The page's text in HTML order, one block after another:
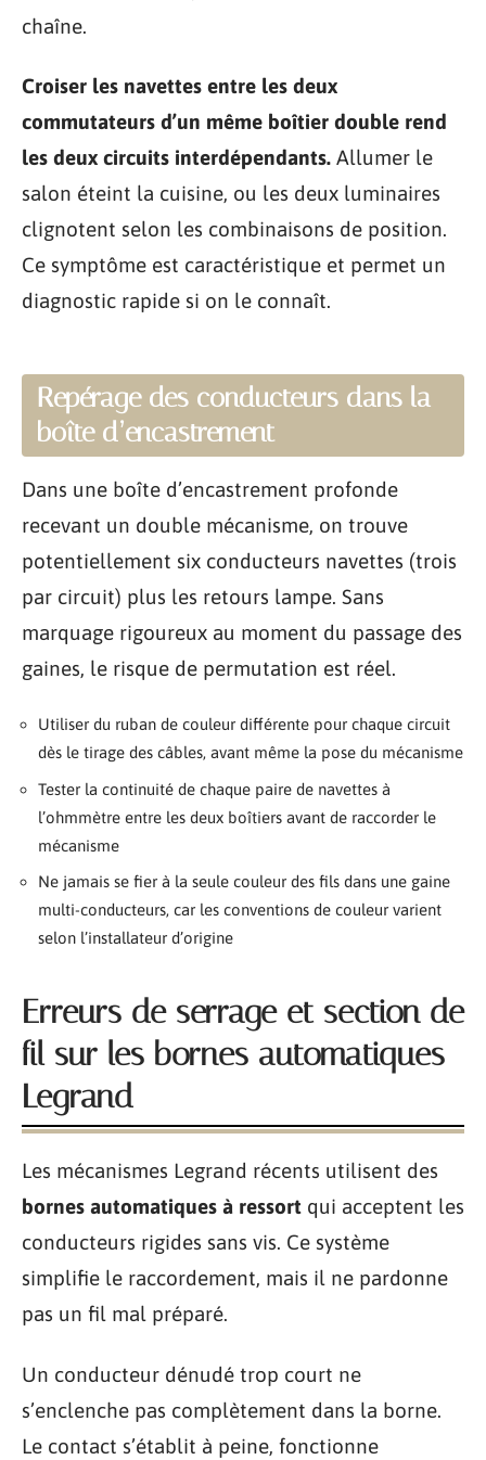
chaîne.
Croiser les navettes entre les deux
commutateurs d’un même boîtier double rend
les deux circuits interdépendants. Allumer le
salon éteint la cuisine, ou les deux luminaires
clignotent selon les combinaisons de position.
Ce symptôme est caractéristique et permet un
diagnostic rapide si on le connaît.
Repérage des conducteurs dans la
boîte d’encastrement
Dans une boîte d’encastrement profonde
recevant un double mécanisme, on trouve
potentiellement six conducteurs navettes (trois
par circuit) plus les retours lampe. Sans
marquage rigoureux au moment du passage des
gaines, le risque de permutation est réel.
Utiliser du ruban de couleur différente pour chaque circuit
dès le tirage des câbles, avant même la pose du mécanisme
Tester la continuité de chaque paire de navettes à
l’ohmmètre entre les deux boîtiers avant de raccorder le
mécanisme
Ne jamais se fier à la seule couleur des fils dans une gaine
multi-conducteurs, car les conventions de couleur varient
selon l’installateur d’origine
Erreurs de serrage et section de
fil sur les bornes automatiques
Legrand
Les mécanismes Legrand récents utilisent des
bornes automatiques à ressort qui acceptent les
conducteurs rigides sans vis. Ce système
simplifie le raccordement, mais il ne pardonne
pas un fil mal préparé.
Un conducteur dénudé trop court ne
s’enclenche pas complètement dans la borne.
Le contact s’établit à peine, fonctionne